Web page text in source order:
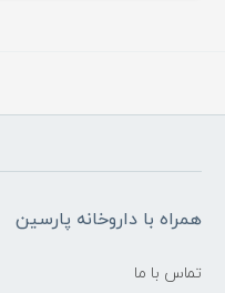
همراه با داروخانه پارسین
تماس با ما